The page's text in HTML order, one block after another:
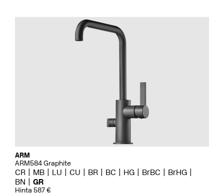
ARM
ARM584 Graphite
CR MB LU CU BR BC HG BrBC
BrHG
BN
GR
Hinta 587 €